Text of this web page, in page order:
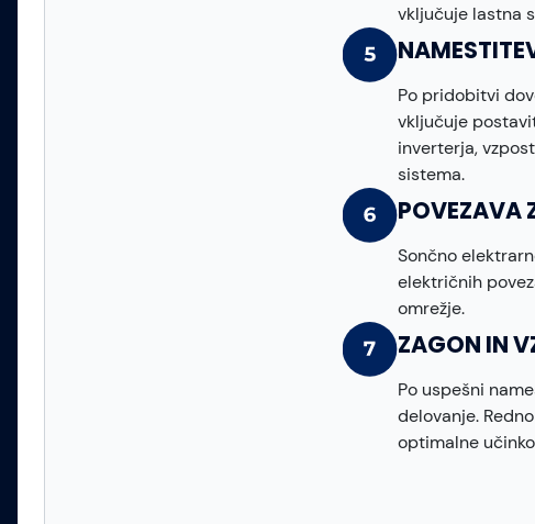
vključuje lastna
Po pridobitvi
vključuje
inverterja,
sistema.
POVEZAVA
Sončno
električnih
omrežje.
ZAGON IN
Po uspešni
delovanje.
optimalne